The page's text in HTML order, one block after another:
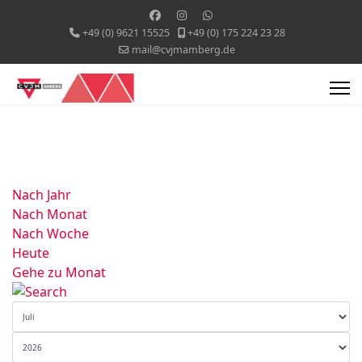
+49 (0) 9621 15525
+49 (0) 175 224 23 28
mail@cvjmamberg.de
Nach Jahr
Nach Monat
Nach Woche
Heute
Gehe zu Monat